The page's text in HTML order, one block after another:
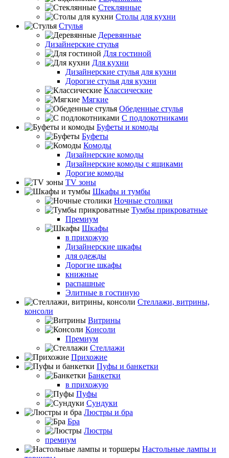
Стеклянные
Столы для кухни
Стулья
Деревянные
Дизайнерские стулья
Для гостиной
Для кухни
Дизайнерские стулья для кухни
Дорогие стулья для кухни
Классические
Мягкие
Обеденные стулья
С подлокотниками
Буфеты и комоды
Буфеты
Комоды
Дизайнерские комоды
Дизайнерские комоды с ящиками
Дорогие комоды
TV зоны
Шкафы и тумбы
Ночные столики
Тумбы прикроватные
Премиум
Шкафы
в прихожую
Дизайнерские шкафы
для одежды
Дорогие шкафы
книжные
распашные
Элитные в гостиную
Стеллажи, витрины,
консоли
Витрины
Консоли
Премиум
Стеллажи
Прихожие
Пуфы и банкетки
Банкетки
в прихожую
Пуфы
Сундуки
Люстры и бра
Бра
Люстры
премиум
Настольные лампы и